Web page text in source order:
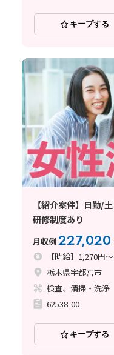
キープする
【紹介案件】日勤/
研修制度あり
月収例227,020
【時給】1,270円～
栃木県宇都宮市
検査、清掃・洗浄
62538-00
キープする